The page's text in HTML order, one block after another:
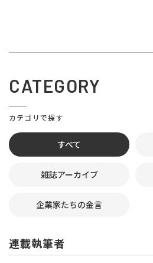
CATEGORY
カテゴリで探す
すべて
雑誌アーカイブ
企業家たちの金言
連載執筆者